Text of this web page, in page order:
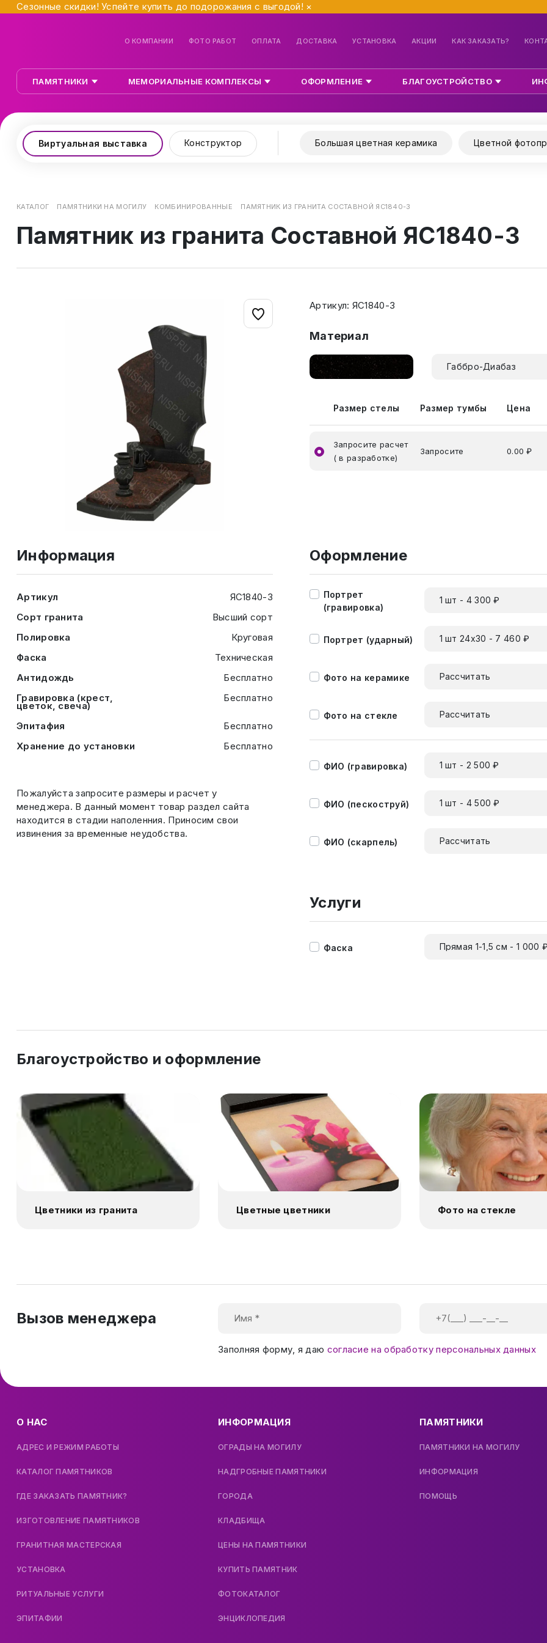
Сезонные скидки! Успейте купить до подорожания с выгодой! ×
О КОМПАНИИ ФОТО РАБОТ ОПЛАТА ДОСТАВКА УСТАНОВКА АКЦИИ КАК ЗАКАЗАТЬ?
ПАМЯТНИКИ МЕМОРИАЛЬНЫЕ КОМПЛЕКСЫ ОФОРМЛЕНИЕ БЛАГОУСТРОЙСТВО
Виртуальная выставка Конструктор Большая цветная керамика Цветной
КАТАЛОГ ПАМЯТНИКИ НА МОГИЛУ КОМБИНИРОВАННЫЕ ПАМЯТНИК ИЗ ГРАНИТА СОСТАВНОЙ ЯС1840-3
Памятник из гранита Составной ЯС1840-3
Артикул: ЯС1840-3
Материал
Габбро-Диабаз
Размер стелы Размер тумбы Цена
Запросите расчет
( в разработке)
Запросите 0.00 ₽
Информация
Артикул
ЯС1840-3
Сорт гранита
Высший сорт
Полировка
Круговая
Фаска
Техническая
Антидождь
Бесплатно
Гравировка (крест,
цветок, свеча)
Бесплатно
Эпитафия
Бесплатно
Хранение до установки
Бесплатно
Пожалуйста запросите размеры и расчет у
менеджера. В данный момент товар раздел сайта
находится в стадии наполенния. Приносим свои
извинения за временные неудобства.
Оформление
Портрет
(гравировка)
1 шт - 4 300 ₽
Портрет (ударный) 1 шт 24х30 - 7 460 ₽
Фото на керамике Рассчитать
Фото на стекле Рассчитать
ФИО (гравировка) 1 шт - 2 500 ₽
ФИО (пескоструй) 1 шт - 4 500 ₽
ФИО (скарпель) Рассчитать
Услуги
Фаска Прямая 1-1,5 см - 1 000
Благоустройство и оформление
Цветники из гранита Цветные цветники Фото на стекле
Вызов менеджера
Заполняя форму, я даю согласие на обработку персональных данных
О НАС
АДРЕС И РЕЖИМ РАБОТЫ
КАТАЛОГ ПАМЯТНИКОВ
ГДЕ ЗАКАЗАТЬ ПАМЯТНИК?
ИЗГОТОВЛЕНИЕ ПАМЯТНИКОВ
ГРАНИТНАЯ МАСТЕРСКАЯ
УСТАНОВКА
РИТУАЛЬНЫЕ УСЛУГИ
ЭПИТАФИИ
ИНФОРМАЦИЯ
ОГРАДЫ НА МОГИЛУ
НАДГРОБНЫЕ ПАМЯТНИКИ
ГОРОДА
КЛАДБИЩА
ЦЕНЫ НА ПАМЯТНИКИ
КУПИТЬ ПАМЯТНИК
ФОТОКАТАЛОГ
ЭНЦИКЛОПЕДИЯ
ПАМЯТНИКИ
ПАМЯТНИКИ НА МОГИЛУ
ИНФОРМАЦИЯ
ПОМОЩЬ